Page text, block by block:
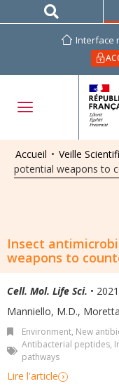
Interface
Accueil • Veille
potential weapons to
Insect
weapons to
Cell. Mol. Life Sci. •
Manniello, M.D.,
Environment, New
Antibacterial peptides,
pathways
Lire l'article